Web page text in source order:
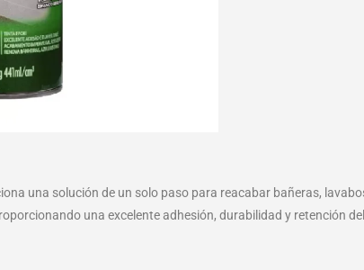
una solución de un solo paso para reacabar bañeras,
una excelente adhesión, durabilidad y retención